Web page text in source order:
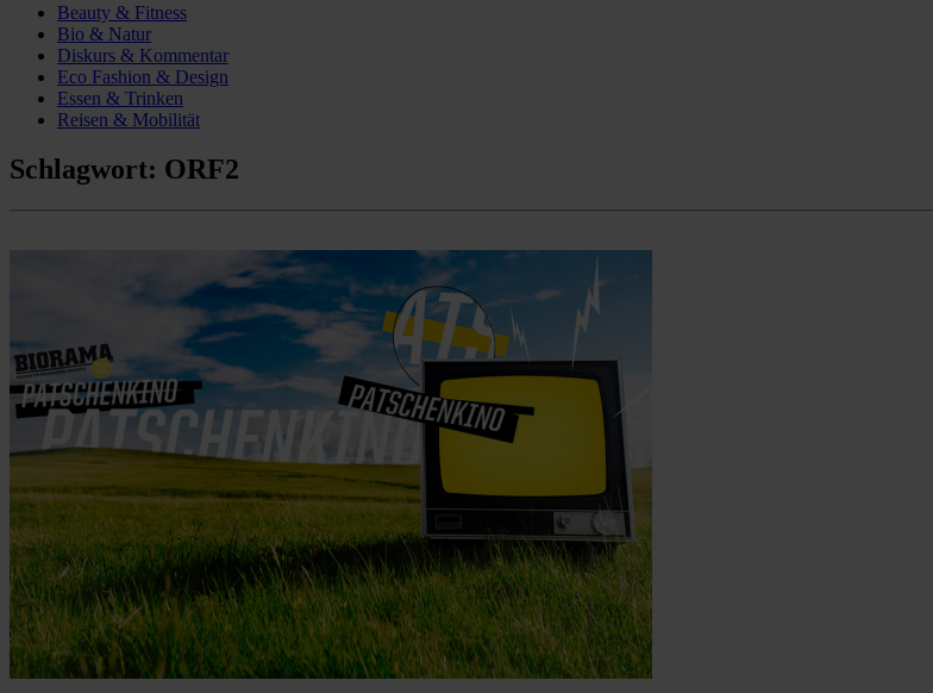
Beauty & Fitness
Bio & Natur
Diskurs & Kommentar
Eco Fashion & Design
Essen & Trinken
Reisen & Mobilität
Schlagwort: ORF2